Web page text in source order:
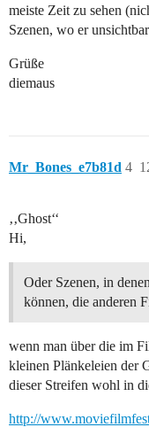
meiste Zeit zu sehen
Szenen, wo er
Grüße
diemaus
Mr_Bones_e7b81d 4
‚‚Ghost‘‘
Hi,
Oder Szenen, in
können, die anderen
wenn man über die im
kleinen Plänkeleien der
dieser Streifen wohl in
http://